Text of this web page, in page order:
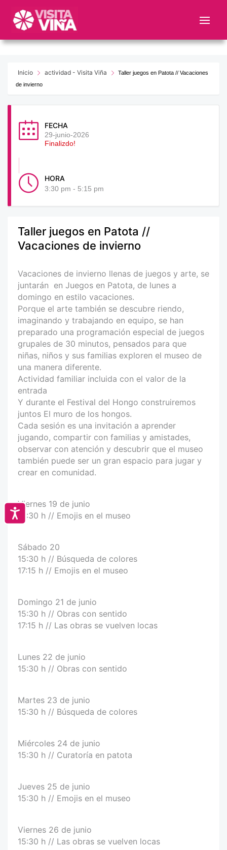
este
web
sistema
Accesibilidad
Inicio actividad - Visita Viña
Taller juegos en Patota // Vacaciones
de invierno
FECHA
29-junio-2026
Finalizdo!
HORA
3:30 pm - 5:15 pm
Taller juegos en Patota //
Vacaciones de invierno
Vacaciones de invierno llenas de juegos y arte, se
juntarán en Juegos en Patota, de lunes a
domingo en estilo vacaciones.
Porque el arte también se descubre riendo,
imaginando y trabajando en equipo, se han
preparado una programación especial de juegos
grupales de 30 minutos, pensados para que
niñas, niños y sus familias exploren el museo de
una manera diferente.
Actividad familiar incluida con el valor de la
entrada
Y durante el Festival del Hongo construiremos
juntos El muro de los hongos.
Cada sesión es una invitación a aprender
jugando, compartir con familias y amistades,
observar con atención y descubrir que el museo
también puede ser un gran espacio para jugar y
crear en comunidad.
Viernes 19 de junio
15:30 h // Emojis en el museo
Sábado 20
15:30 h // Búsqueda de colores
17:15 h // Emojis en el museo
Domingo 21 de junio
15:30 h // Obras con sentido
17:15 h // Las obras se vuelven locas
Lunes 22 de junio
15:30 h // Obras con sentido
Martes 23 de junio
15:30 h // Búsqueda de colores
Miércoles 24 de junio
15:30 h // Curatoría en patota
Jueves 25 de junio
15:30 h // Emojis en el museo
Viernes 26 de junio
15:30 h // Las obras se vuelven locas